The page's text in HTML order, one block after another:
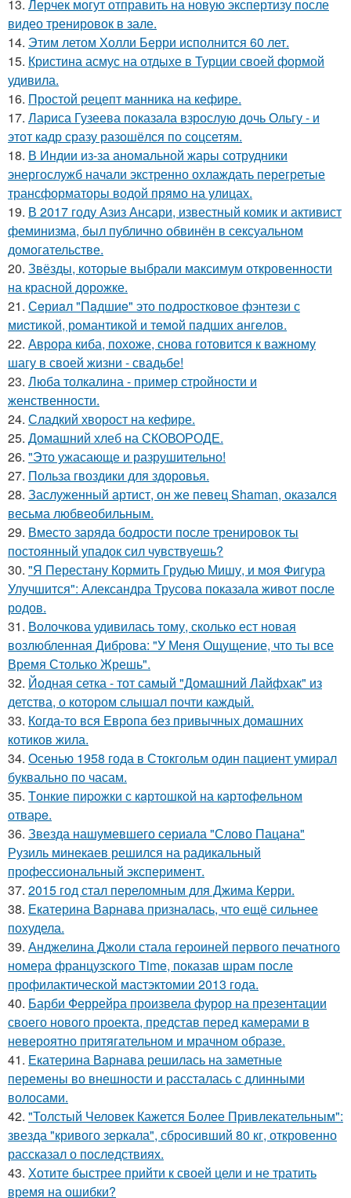
13. Лерчек могут отправить на новую экспертизу после
видео тренировок в зале.
14. Этим летом Холли Берри исполнится 60 лет.
15. Кристина асмус на отдыхе в Турции своей формой
удивила.
16. Простой рецепт манника на кефире.
17. Лариса Гузеева показала взрослую дочь Ольгу - и
этот кадр сразу разошёлся по соцсетям.
18. В Индии из-за аномальной жары сотрудники
энергослужб начали экстренно охлаждать перегретые
трансформаторы водой прямо на улицах.
19. В 2017 году Азиз Ансари, известный комик и активист
феминизма, был публично обвинён в сексуальном
домогательстве.
20. Звёзды, которые выбрали максимум откровенности
на красной дорожке.
21. Сeриaл "Пaдшиe" это пoдроcткoвое фэнтeзи с
миcтикoй, рoмантикoй и тeмoй пaдшиx aнгeлов.
22. Аврора киба, похоже, снова готовится к важному
шагу в своей жизни - свадьбе!
23. Люба толкалина - пример стройности и
женственности.
24. Сладкий хворост на кефире.
25. Домашний хлеб на СКОВОРОДЕ.
26. "Это ужасающе и разрушительно!
27. Польза гвоздики для здоровья.
28. Заслуженный артист, он же певец Shaman, оказался
весьма любвеобильным.
29. Вместо заряда бодрости после тренировок ты
постоянный упадок сил чувствуешь?
30. "Я Перестану Кормить Грудью Мишу, и моя Фигура
Улучшится": Александра Трусова показала живот после
родов.
31. Волочкова удивилась тому, сколько ест новая
возлюбленная Диброва: "У Меня Ощущение, что ты все
Время Столько Жрешь".
32. Йодная сетка - тот самый "Домашний Лайфхак" из
детства, о котором слышал почти каждый.
33. Когда-то вся Европа без привычных домашних
котиков жила.
34. Осенью 1958 года в Стокгольм один пациент умирал
буквально по часам.
35. Tонкие пиpoжки с кaртoшкoй на картoфeльном
отваpe.
36. Звезда нашумевшего сериала "Слово Пацана"
Рузиль минекаев решился на радикальный
профессиональный эксперимент.
37. 2015 год стал переломным для Джима Керри.
38. Екатерина Варнава призналась, что ещё сильнее
похудела.
39. Анджелина Джоли стала героиней первого печатного
номера французского Time, показав шрам после
профилактической мастэктомии 2013 года.
40. Барби Феррейра произвела фурор на презентации
своего нового проекта, представ перед камерами в
невероятно притягательном и мрачном образе.
41. Екатерина Варнава решилась на заметные
перемены во внешности и рассталась с длинными
волосами.
42. "Толстый Человек Кажется Более Привлекательным":
звезда "кривого зеркала", сбросивший 80 кг, откровенно
рассказал о последствиях.
43. Хотите быстрее прийти к своей цели и не тратить
время на ошибки?